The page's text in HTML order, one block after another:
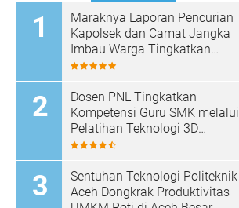
Maraknya Laporan Pencurian
Kapolsek dan Camat Jangka
Imbau Warga Tingkatkan
Kewaspadaan
Dosen PNL Tingkatkan
Kompetensi Guru SMK melalui
Pelatihan Teknologi 3D
Printing
Sentuhan Teknologi Politeknik
Aceh Dongkrak Produktivitas